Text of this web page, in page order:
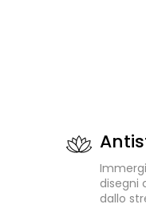
disegni
dallo